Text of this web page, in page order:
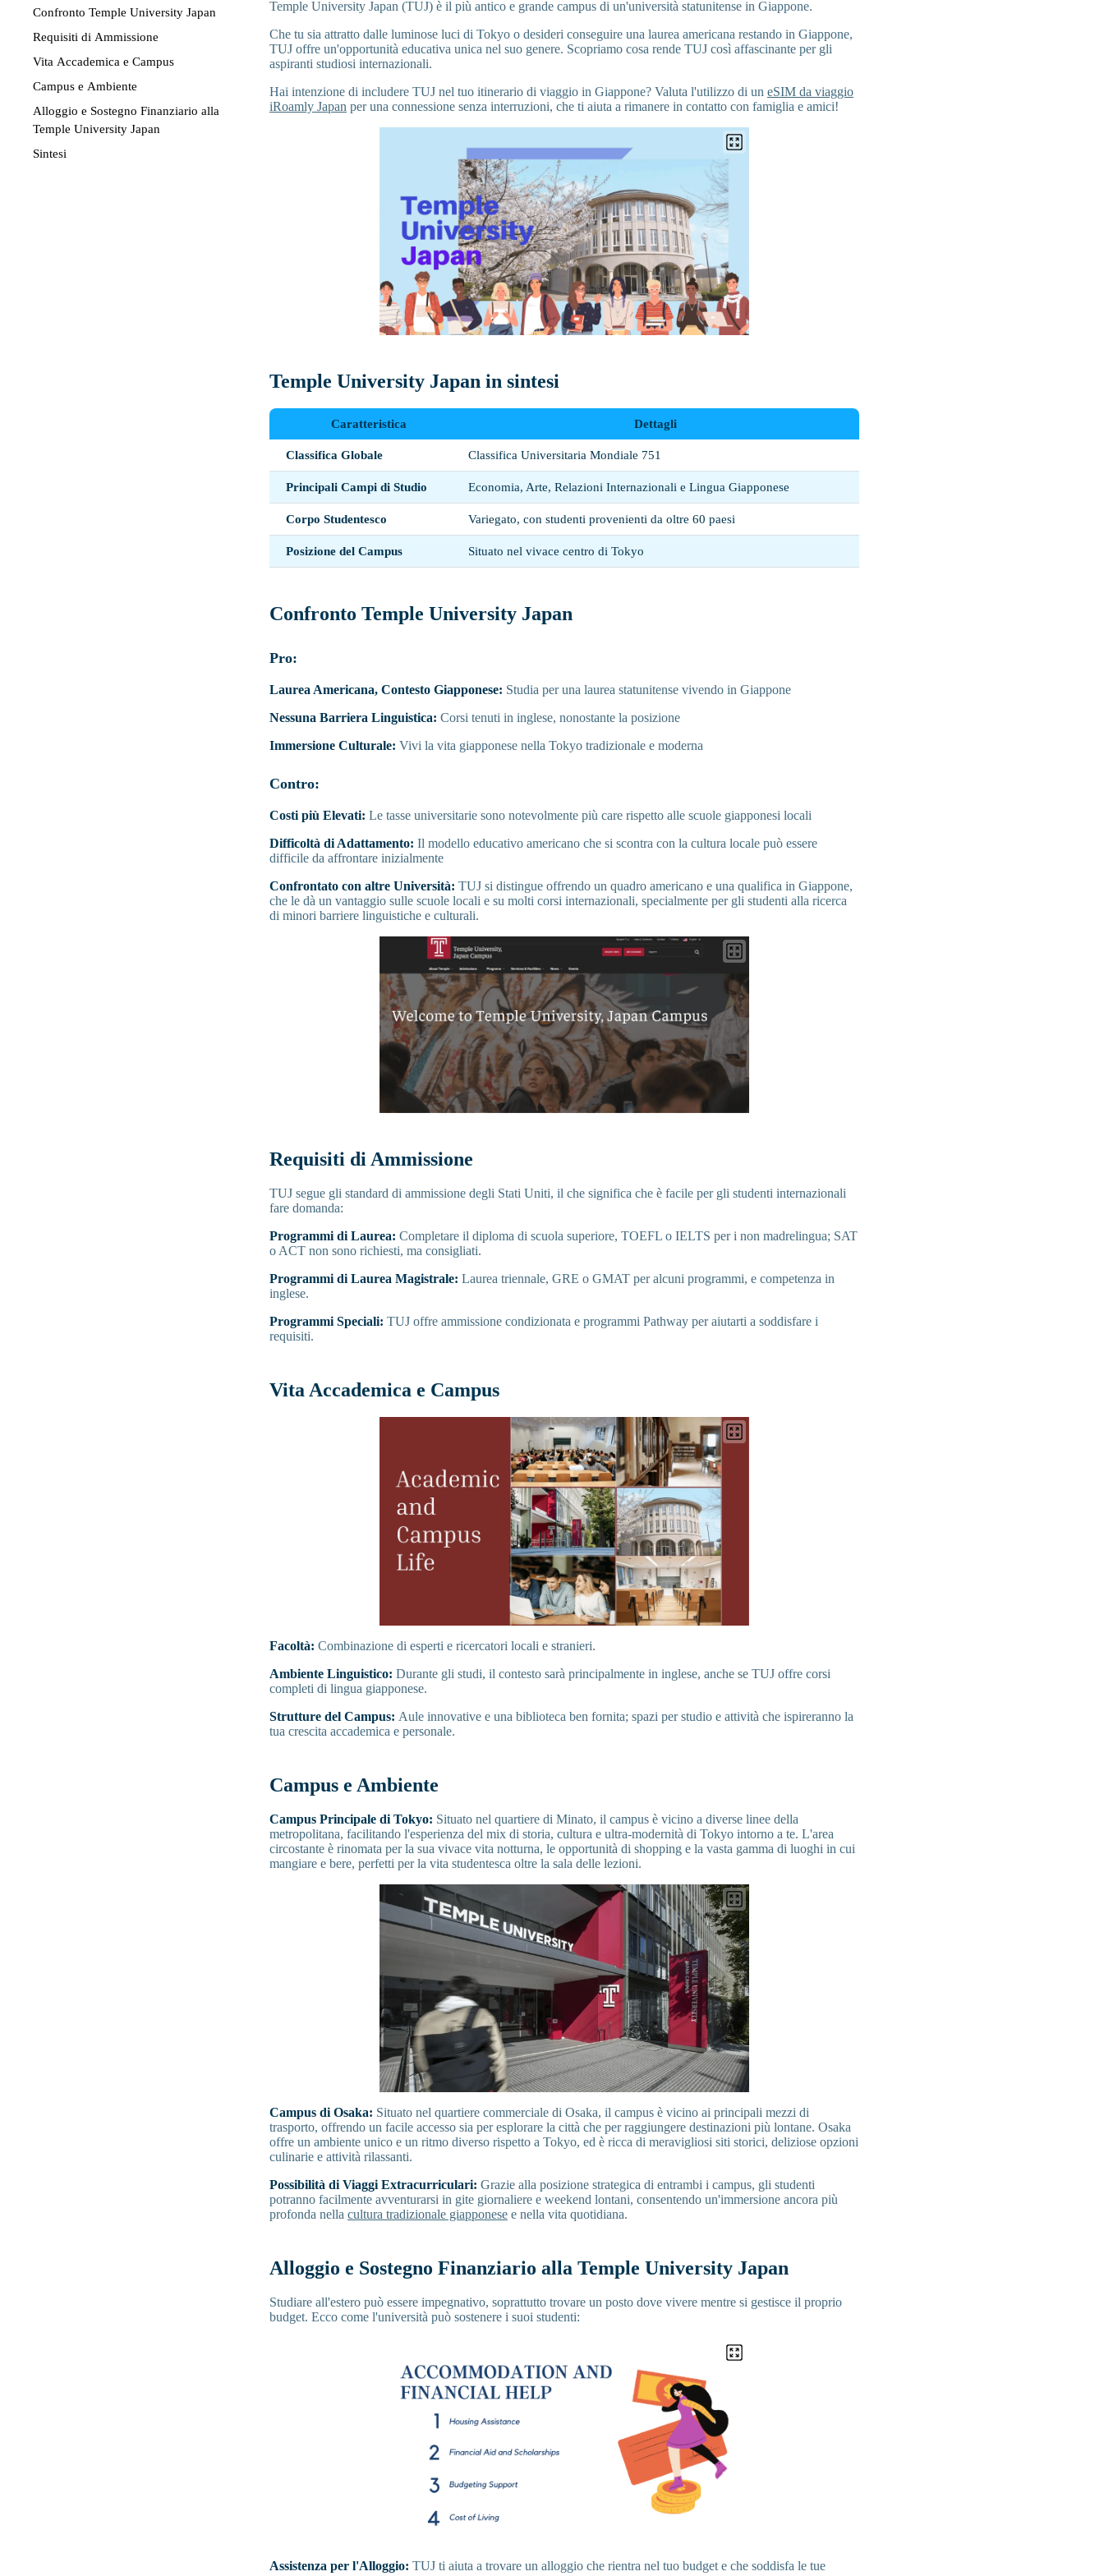
Confronto Temple University Japan
Requisiti di Ammissione
Vita Accademica e Campus
Campus e Ambiente
Alloggio e Sostegno Finanziario alla
Temple University Japan
Sintesi
Temple University Japan (TUJ) è il più antico e grande campus di un'università statunitense in Giappone.
Che tu sia attratto dalle luminose luci di Tokyo o desideri conseguire una laurea americana restando in Giappone,
TUJ offre un'opportunità educativa unica nel suo genere. Scopriamo cosa rende TUJ così affascinante per gli
aspiranti studiosi internazionali.
Hai intenzione di includere TUJ nel tuo itinerario di viaggio in Giappone? Valuta l'utilizzo di un eSIM da viaggio
iRoamly Japan per una connessione senza interruzioni, che ti aiuta a rimanere in contatto con famiglia e amici!
Temple University Japan in sintesi
Caratteristica Dettagli
Classifica Globale Classifica Universitaria Mondiale 751
Principali Campi di Studio Economia, Arte, Relazioni Internazionali e Lingua Giapponese
Corpo Studentesco Variegato, con studenti provenienti da oltre 60 paesi
Posizione del Campus Situato nel vivace centro di Tokyo
Confronto Temple University Japan
Pro:
Laurea Americana, Contesto Giapponese: Studia per una laurea statunitense vivendo in Giappone
Nessuna Barriera Linguistica: Corsi tenuti in inglese, nonostante la posizione
Immersione Culturale: Vivi la vita giapponese nella Tokyo tradizionale e moderna
Contro:
Costi più Elevati: Le tasse universitarie sono notevolmente più care rispetto alle scuole giapponesi locali
Difficoltà di Adattamento: Il modello educativo americano che si scontra con la cultura locale può essere
difficile da affrontare inizialmente
Confrontato con altre Università: TUJ si distingue offrendo un quadro americano e una qualifica in Giappone,
che le dà un vantaggio sulle scuole locali e su molti corsi internazionali, specialmente per gli studenti alla ricerca
di minori barriere linguistiche e culturali.
Requisiti di Ammissione
TUJ segue gli standard di ammissione degli Stati Uniti, il che significa che è facile per gli studenti internazionali
fare domanda:
Programmi di Laurea: Completare il diploma di scuola superiore, TOEFL o IELTS per i non madrelingua; SAT
o ACT non sono richiesti, ma consigliati.
Programmi di Laurea Magistrale: Laurea triennale, GRE o GMAT per alcuni programmi, e competenza in
inglese.
Programmi Speciali: TUJ offre ammissione condizionata e programmi Pathway per aiutarti a soddisfare i
requisiti.
Vita Accademica e Campus
Facoltà: Combinazione di esperti e ricercatori locali e stranieri.
Ambiente Linguistico: Durante gli studi, il contesto sarà principalmente in inglese, anche se TUJ offre corsi
completi di lingua giapponese.
Strutture del Campus: Aule innovative e una biblioteca ben fornita; spazi per studio e attività che ispireranno la
tua crescita accademica e personale.
Campus e Ambiente
Campus Principale di Tokyo: Situato nel quartiere di Minato, il campus è vicino a diverse linee della
metropolitana, facilitando l'esperienza del mix di storia, cultura e ultra-modernità di Tokyo intorno a te. L'area
circostante è rinomata per la sua vivace vita notturna, le opportunità di shopping e la vasta gamma di luoghi in cui
mangiare e bere, perfetti per la vita studentesca oltre la sala delle lezioni.
Campus di Osaka: Situato nel quartiere commerciale di Osaka, il campus è vicino ai principali mezzi di
trasporto, offrendo un facile accesso sia per esplorare la città che per raggiungere destinazioni più lontane. Osaka
offre un ambiente unico e un ritmo diverso rispetto a Tokyo, ed è ricca di meravigliosi siti storici, deliziose opzioni
culinarie e attività rilassanti.
Possibilità di Viaggi Extracurriculari: Grazie alla posizione strategica di entrambi i campus, gli studenti
potranno facilmente avventurarsi in gite giornaliere e weekend lontani, consentendo un'immersione ancora più
profonda nella cultura tradizionale giapponese e nella vita quotidiana.
Alloggio e Sostegno Finanziario alla Temple University Japan
Studiare all'estero può essere impegnativo, soprattutto trovare un posto dove vivere mentre si gestisce il proprio
budget. Ecco come l'università può sostenere i suoi studenti:
Assistenza per l'Alloggio: TUJ ti aiuta a trovare un alloggio che rientra nel tuo budget e che soddisfa le tue